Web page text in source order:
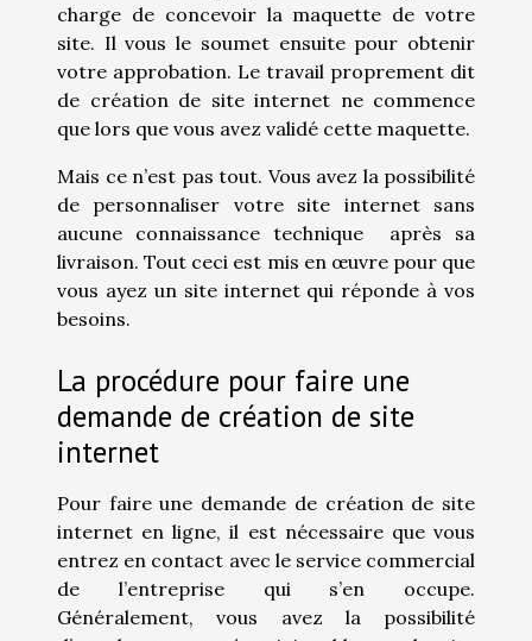
charge de concevoir la maquette de votre
site. Il vous le soumet ensuite pour obtenir
votre approbation. Le travail proprement dit
de création de site internet ne commence
que lors que vous avez validé cette maquette.
Mais ce n’est pas tout. Vous avez la possibilité
de personnaliser votre site internet sans
aucune connaissance technique après sa
livraison. Tout ceci est mis en œuvre pour que
vous ayez un site internet qui réponde à vos
besoins.
La procédure pour faire une
demande de création de site
internet
Pour faire une demande de création de site
internet en ligne, il est nécessaire que vous
entrez en contact avec le service commercial
de l’entreprise qui s’en occupe.
Généralement, vous avez la possibilité